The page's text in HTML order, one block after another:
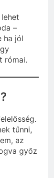
–
ha jól
római.
tűnni,
az
győz